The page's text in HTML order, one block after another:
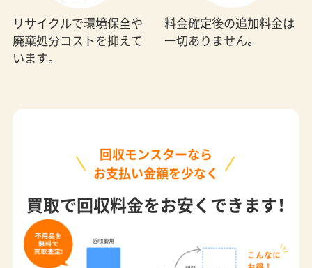
リサイクルで環境保全や
廃棄処分コストを抑えて
います。
料金確定後の追加料金は
一切ありません。
回収モンスターなら
お支払い金額を少なく
買取で回収料金をお安くできます！